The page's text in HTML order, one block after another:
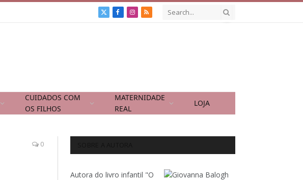
X
Facebook
Instagram
RSS
CUIDADOS COM
OS FILHOS
MATERNIDADE
REAL
LOJA
0
Autora do livro infantil "O